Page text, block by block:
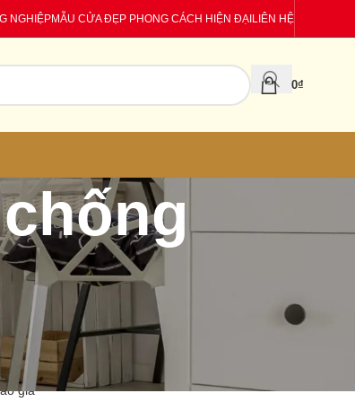
NGHIỆPMẪU CỬA ĐẸP PHONG CÁCH HIỆN ĐẠILIÊN HỆ
0₫
CATEGORIES
giá